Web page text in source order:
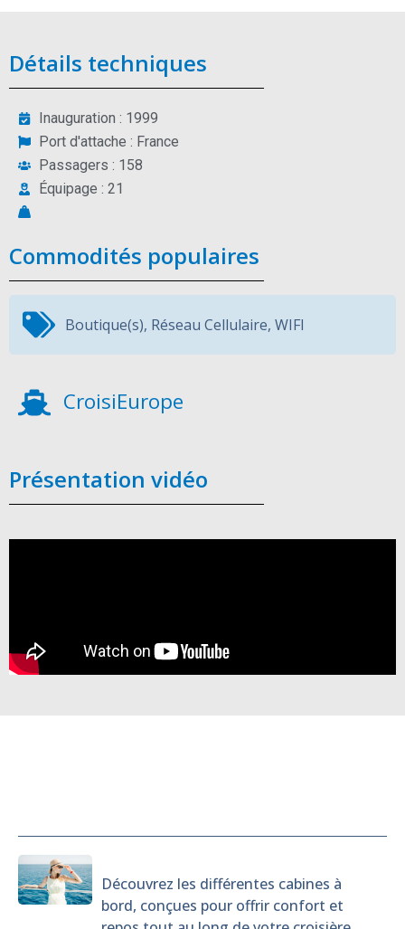
Détails techniques
Inauguration : 1999
Port d'attache : France
Passagers : 158
Équipage : 21
Commodités populaires
Boutique(s), Réseau Cellulaire, WIFI
CroisiEurope
Présentation vidéo
Découvrez les différentes cabines à
bord, conçues pour offrir confort et